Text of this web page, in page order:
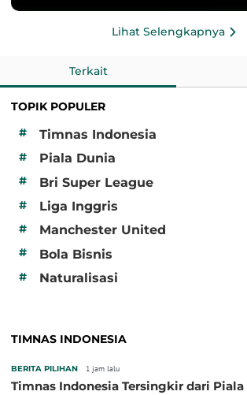
Lihat Selengkapnya
Terkait
TOPIK POPULER
#
Timnas Indonesia
# Piala Dunia
# Bri Super League
# Liga Inggris
# Manchester United
# Bola Bisnis
# Naturalisasi
TIMNAS INDONESIA
BERITA PILIHAN 1 jam lalu
Timnas Indonesia Tersingkir dari Piala